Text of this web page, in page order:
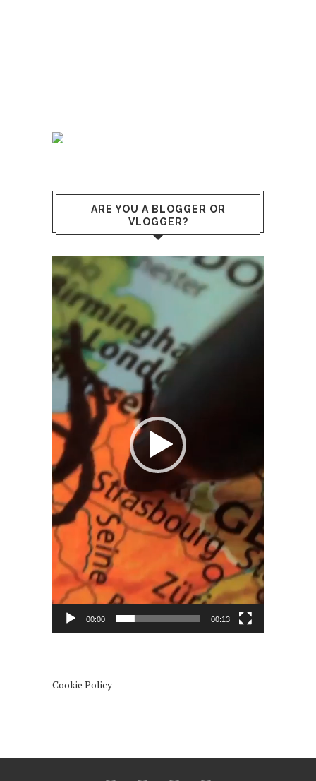
ARE YOU A BLOGGER OR
VLOGGER?
Reproductor
de
vídeo
00:00 00:13
Cookie Policy